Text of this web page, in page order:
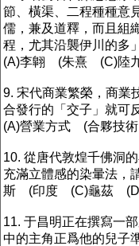
節、橫渠、二程種種意
儒，兼及道釋，而且
程，尤其沿襲伊川的多
(A)李翺 (朱熹 (C)陸
9. 宋代商業繁榮，商業
合發行的「交子」就可
(A)營業方式 (合夥技
10. 從唐代敦煌千佛洞
充滿立體感的染暈法，
斯 (印度 (C)龜茲 (D)
11. 于昌明正在撰寫一
中的主角正爲他的兒子